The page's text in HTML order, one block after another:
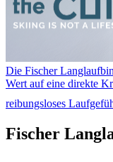
Die Fischer
Wert auf eine direkte
reibungsloses
Fischer